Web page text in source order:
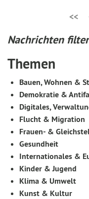
<<
Nachrichten
Themen
Bauen, Wohnen &
Demokratie &
Digitales,
Flucht & Migration
Frauen- &
Gesundheit
Internationales &
Kinder & Jugend
Klima & Umwelt
Kunst & Kultur